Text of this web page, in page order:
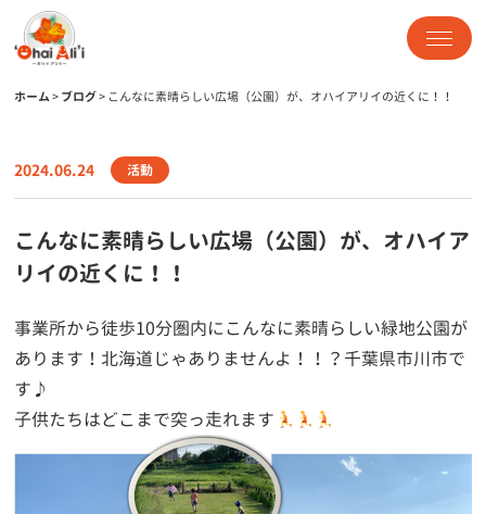
ホーム>ブログ> こんなに素晴らしい広場（公園）が、オハイアリイの近くに！！
2024.06.24 活動
こんなに素晴らしい広場（公園）が、オハイア
リイの近くに！！
事業所から徒歩10分圏内にこんなに素晴らしい緑地公園が
あります！北海道じゃありませんよ！！？千葉県市川市で
す♪
子供たちはどこまで突っ走れます